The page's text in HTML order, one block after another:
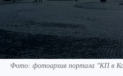
Фото: фотоархив портала "КП в